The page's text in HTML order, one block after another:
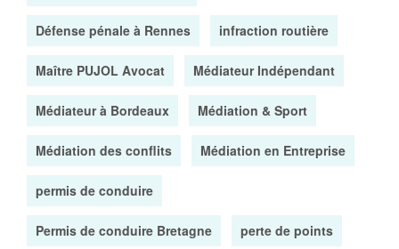
Défense pénale à Rennes infraction routière
Maître PUJOL Avocat Médiateur Indépendant
Médiateur à Bordeaux Médiation & Sport
Médiation des conflits Médiation en Entreprise
permis de conduire
Permis de conduire Bretagne perte de points